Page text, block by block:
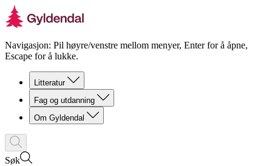
Navigasjon: Pil høyre/venstre mellom menyer, Enter for å åpne,
Escape for å lukke.
Litteratur
Fag og utdanning
Om Gyldendal
Søk